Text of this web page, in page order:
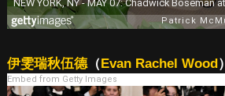
伊雯瑞秋伍德（Evan Rachel Wood）
Embed from Getty Images